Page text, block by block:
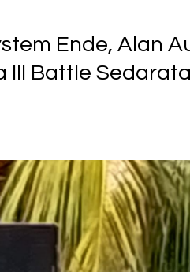
Ende, Alan
III Battle